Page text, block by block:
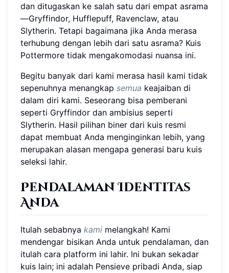
dan ditugaskan ke salah satu dari empat asrama
—Gryffindor, Hufflepuff, Ravenclaw, atau
Slytherin. Tetapi bagaimana jika Anda merasa
terhubung dengan lebih dari satu asrama? Kuis
Pottermore tidak mengakomodasi nuansa ini.
Begitu banyak dari kami merasa hasil kami tidak
sepenuhnya menangkap semua keajaiban di
dalam diri kami. Seseorang bisa pemberani
seperti Gryffindor dan ambisius seperti
Slytherin. Hasil pilihan biner dari kuis resmi
dapat membuat Anda menginginkan lebih, yang
merupakan alasan mengapa generasi baru kuis
seleksi lahir.
Pendalaman Identitas
Anda
Itulah sebabnya kami melangkah! Kami
mendengar bisikan Anda untuk pendalaman, dan
itulah cara platform ini lahir. Ini bukan sekadar
kuis lain; ini adalah Pensieve pribadi Anda, siap